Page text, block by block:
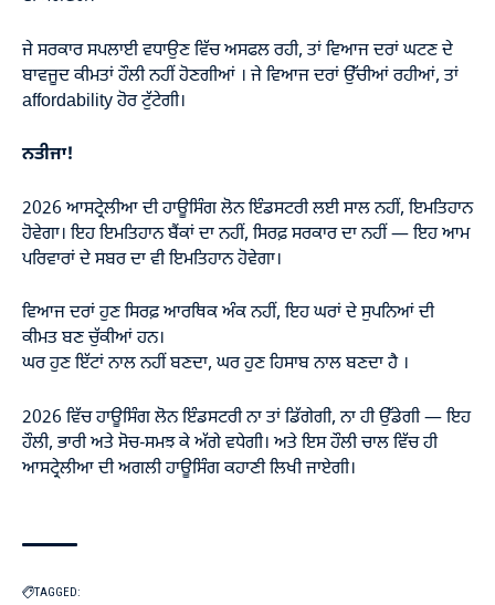
ਜੇ ਸਰਕਾਰ ਸਪਲਾਈ ਵਧਾਉਣ ਵਿੱਚ ਅਸਫਲ ਰਹੀ, ਤਾਂ ਵਿਆਜ ਦਰਾਂ ਘਟਣ ਦੇ
ਬਾਵਜੂਦ ਕੀਮਤਾਂ ਹੌਲੀ ਨਹੀਂ ਹੋਣਗੀਆਂ । ਜੇ ਵਿਆਜ ਦਰਾਂ ਉੱਚੀਆਂ ਰਹੀਆਂ, ਤਾਂ
affordability ਹੋਰ ਟੁੱਟੇਗੀ।
ਨਤੀਜਾ!
2026 ਆਸਟ੍ਰੇਲੀਆ ਦੀ ਹਾਊਸਿੰਗ ਲੋਨ ਇੰਡਸਟਰੀ ਲਈ ਸਾਲ ਨਹੀਂ, ਇਮਤਿਹਾਨ
ਹੋਵੇਗਾ। ਇਹ ਇਮਤਿਹਾਨ ਬੈਂਕਾਂ ਦਾ ਨਹੀਂ, ਸਿਰਫ਼ ਸਰਕਾਰ ਦਾ ਨਹੀਂ — ਇਹ ਆਮ
ਪਰਿਵਾਰਾਂ ਦੇ ਸਬਰ ਦਾ ਵੀ ਇਮਤਿਹਾਨ ਹੋਵੇਗਾ।
ਵਿਆਜ ਦਰਾਂ ਹੁਣ ਸਿਰਫ਼ ਆਰਥਿਕ ਅੰਕ ਨਹੀਂ, ਇਹ ਘਰਾਂ ਦੇ ਸੁਪਨਿਆਂ ਦੀ
ਕੀਮਤ ਬਣ ਚੁੱਕੀਆਂ ਹਨ।
ਘਰ ਹੁਣ ਇੱਟਾਂ ਨਾਲ ਨਹੀਂ ਬਣਦਾ, ਘਰ ਹੁਣ ਹਿਸਾਬ ਨਾਲ ਬਣਦਾ ਹੈ ।
2026 ਵਿੱਚ ਹਾਊਸਿੰਗ ਲੋਨ ਇੰਡਸਟਰੀ ਨਾ ਤਾਂ ਡਿੱਗੇਗੀ, ਨਾ ਹੀ ਉੱਡੇਗੀ — ਇਹ
ਹੌਲੀ, ਭਾਰੀ ਅਤੇ ਸੋਚ-ਸਮਝ ਕੇ ਅੱਗੇ ਵਧੇਗੀ। ਅਤੇ ਇਸ ਹੌਲੀ ਚਾਲ ਵਿੱਚ ਹੀ
ਆਸਟ੍ਰੇਲੀਆ ਦੀ ਅਗਲੀ ਹਾਊਸਿੰਗ ਕਹਾਣੀ ਲਿਖੀ ਜਾਏਗੀ।
TAGGED: